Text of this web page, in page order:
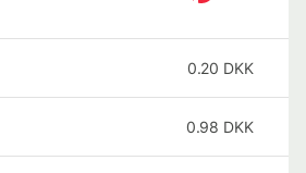
0.20 DKK
0.98 DKK